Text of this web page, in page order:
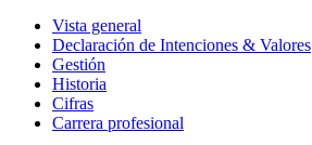
Vista general
Declaración de Intenciones & Valores
Gestión
Historia
Cifras
Carrera profesional